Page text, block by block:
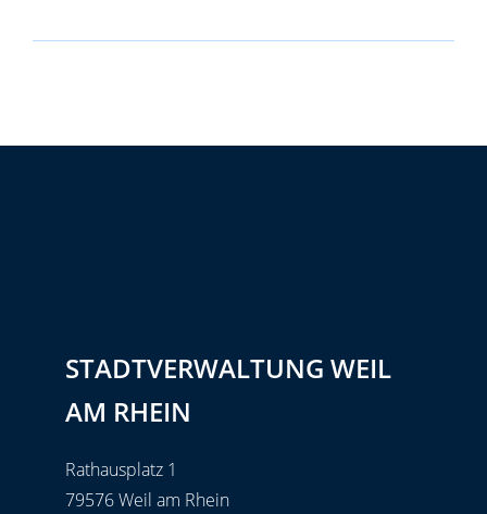
STADTVERWALTUNG WEIL
AM RHEIN
Rathausplatz 1
79576 Weil am Rhein